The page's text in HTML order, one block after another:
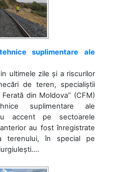
suplimentare ale
ultimele zile și a riscurilor
de teren, specialiștii
din Moldova” (CFM)
suplimentare ale
accent pe sectoarele
au fost înregistrate
terenului, în special pe